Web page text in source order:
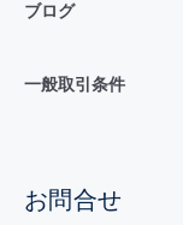
ブログ
一般取引条件
お問合せ